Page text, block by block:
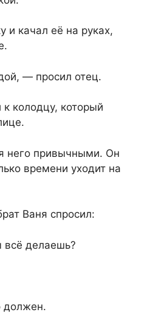
и качал её на руках,
— просил отец.
колодцу, который
него привычными. Он
времени уходит на
Ваня спросил:
делаешь?
должен.